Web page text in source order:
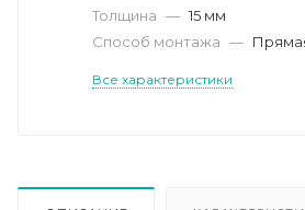
Толщина — 15 мм
Способ монтажа —
Все характеристики